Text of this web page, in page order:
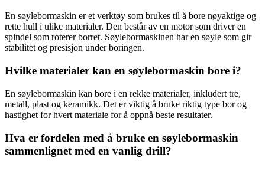
En søylebormaskin er et verktøy som brukes til å bore nøyaktige og
rette hull i ulike materialer. Den består av en motor som driver en
spindel som roterer borret. Søylebormaskinen har en søyle som gir
stabilitet og presisjon under boringen.
Hvilke materialer kan en søylebormaskin bore i?
En søylebormaskin kan bore i en rekke materialer, inkludert tre,
metall, plast og keramikk. Det er viktig å bruke riktig type bor og
hastighet for hvert materiale for å oppnå beste resultater.
Hva er fordelen med å bruke en søylebormaskin
sammenlignet med en vanlig drill?